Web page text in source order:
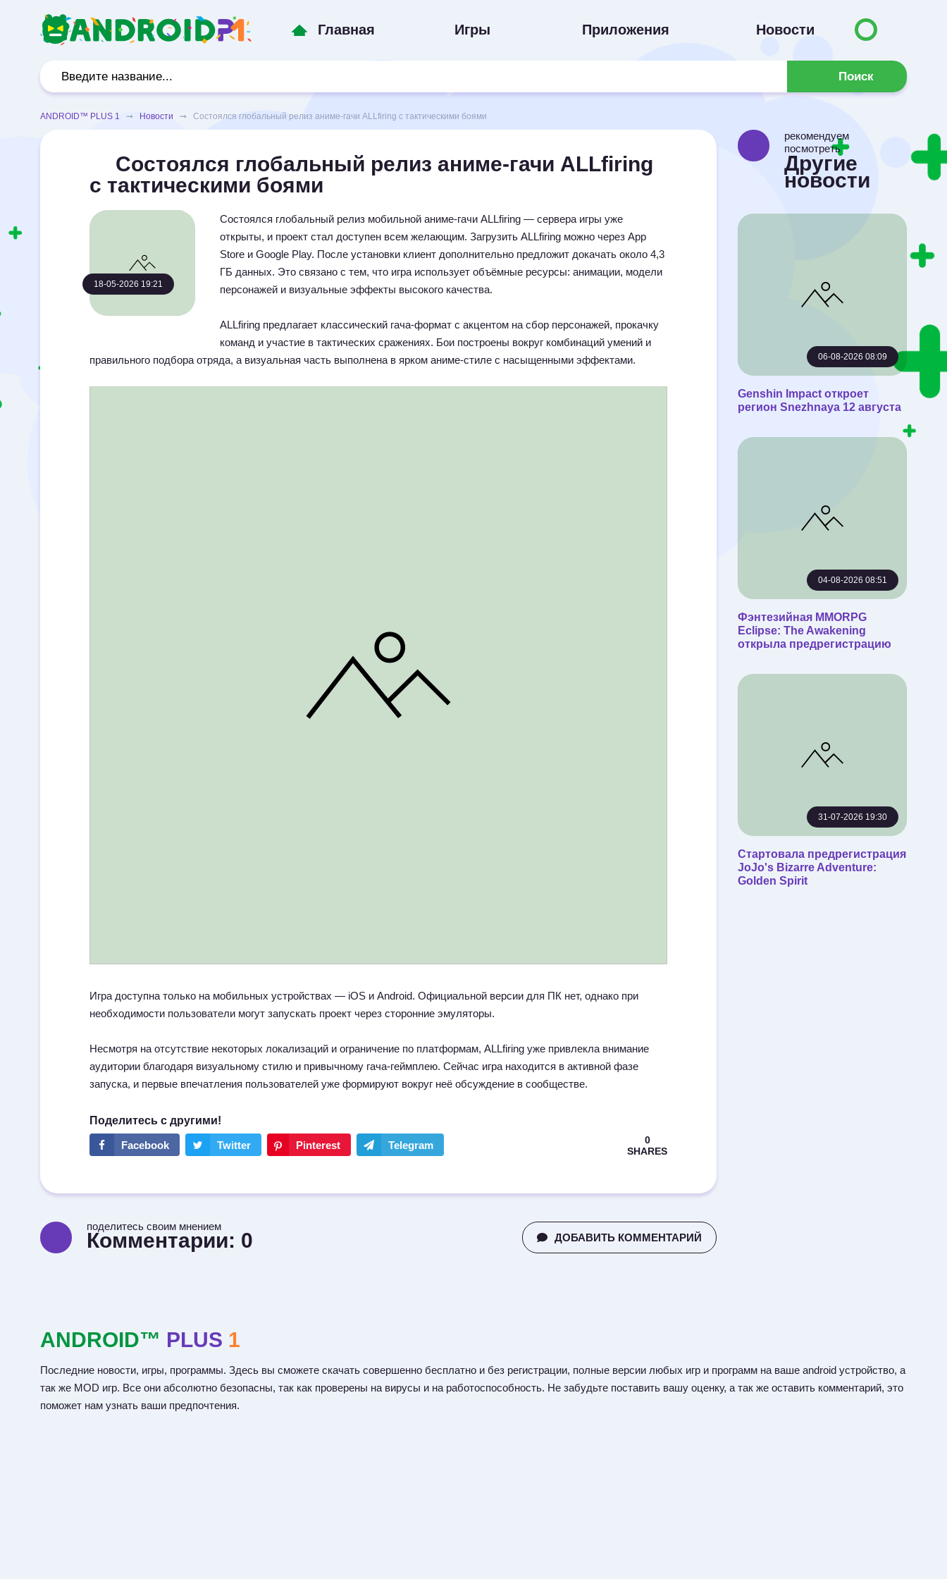
Главная Игры Приложения Новости
Поиск
ANDROID™ PLUS 1 ➞ Новости ➞ Состоялся глобальный релиз аниме-гачи ALLfiring с тактическими боями
Состоялся глобальный релиз аниме-гачи ALLfiring
с тактическими боями
18-05-2026 19:21
Состоялся глобальный релиз мобильной аниме-гачи ALLfiring — сервера игры уже
открыты, и проект стал доступен всем желающим. Загрузить ALLfiring можно через App
Store и Google Play. После установки клиент дополнительно предложит докачать около 4,3
ГБ данных. Это связано с тем, что игра использует объёмные ресурсы: анимации, модели
персонажей и визуальные эффекты высокого качества.
ALLfiring предлагает классический гача-формат с акцентом на сбор персонажей, прокачку
команд и участие в тактических сражениях. Бои построены вокруг комбинаций умений и
правильного подбора отряда, а визуальная часть выполнена в ярком аниме-стиле с насыщенными эффектами.
Игра доступна только на мобильных устройствах — iOS и Android. Официальной версии для ПК нет, однако при
необходимости пользователи могут запускать проект через сторонние эмуляторы.
Несмотря на отсутствие некоторых локализаций и ограничение по платформам, ALLfiring уже привлекла внимание
аудитории благодаря визуальному стилю и привычному гача-геймплею. Сейчас игра находится в активной фазе
запуска, и первые впечатления пользователей уже формируют вокруг неё обсуждение в сообществе.
поделитесь своим мнением
Комментарии: 0 ДОБАВИТЬ КОММЕНТАРИЙ
рекомендуем
посмотреть
Другие
новости
06-08-2026 08:09
Genshin Impact откроет
регион Snezhnaya 12 августа
04-08-2026 08:51
Фэнтезийная MMORPG
Eclipse: The Awakening
открыла предрегистрацию
31-07-2026 19:30
Стартовала предрегистрация
JoJo's Bizarre Adventure:
Golden Spirit
ANDROID™ PLUS 1
Последние новости, игры, программы. Здесь вы сможете скачать совершенно бесплатно и без регистрации, полные версии любых игр и программ на ваше android устройство, а
так же MOD игр. Все они абсолютно безопасны, так как проверены на вирусы и на работоспособность. Не забудьте поставить вашу оценку, а так же оставить комментарий, это
поможет нам узнать ваши предпочтения.